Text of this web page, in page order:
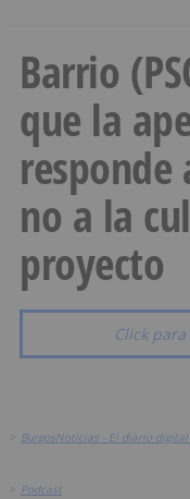
Barrio
que la
responde
no a la
proyecto
Click
> BurgosNoticias - El diario digital
> Podcast